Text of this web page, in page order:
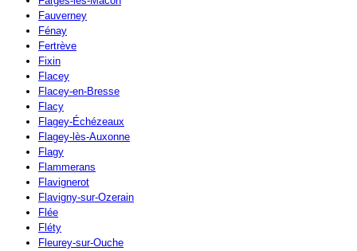
Fauverney
Fénay
Fertrève
Fixin
Flacey
Flacey-en-Bresse
Flacy
Flagey-Échézeaux
Flagey-lès-Auxonne
Flagy
Flammerans
Flavignerot
Flavigny-sur-Ozerain
Flée
Fléty
Fleurey-sur-Ouche